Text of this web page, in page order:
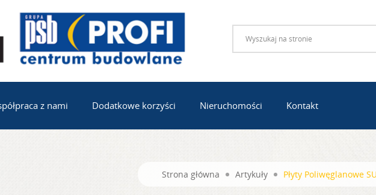
z nami Dodatkowe korzyści Nieruchomości Kontakt
Strona główna Artykuły Płyty Poliwęglanowe